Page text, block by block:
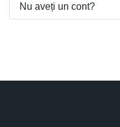
Nu aveți un cont?